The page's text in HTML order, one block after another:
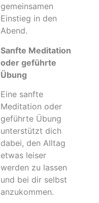
gemeinsamen
Einstieg in den
Abend.
Sanfte Meditation
oder geführte
Übung
Eine sanfte
Meditation oder
geführte Übung
unterstützt dich
dabei, den Alltag
etwas leiser
werden zu lassen
und bei dir selbst
anzukommen.